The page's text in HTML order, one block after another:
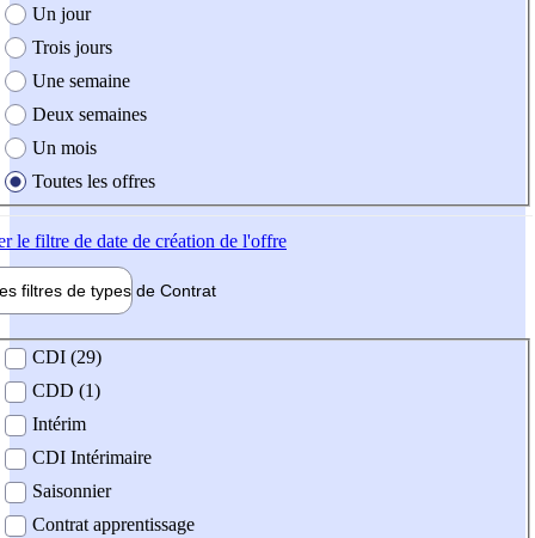
création de l'offre
Un jour
Trois jours
Une semaine
Deux semaines
Un mois
Toutes les offres
le filtre de date de création de l'offre
filtres de types de Contrat
contrat
CDI (29)
CDD (1)
Intérim
CDI Intérimaire
Saisonnier
Contrat apprentissage